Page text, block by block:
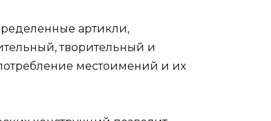
артикли,
творительный и
местоимений и их